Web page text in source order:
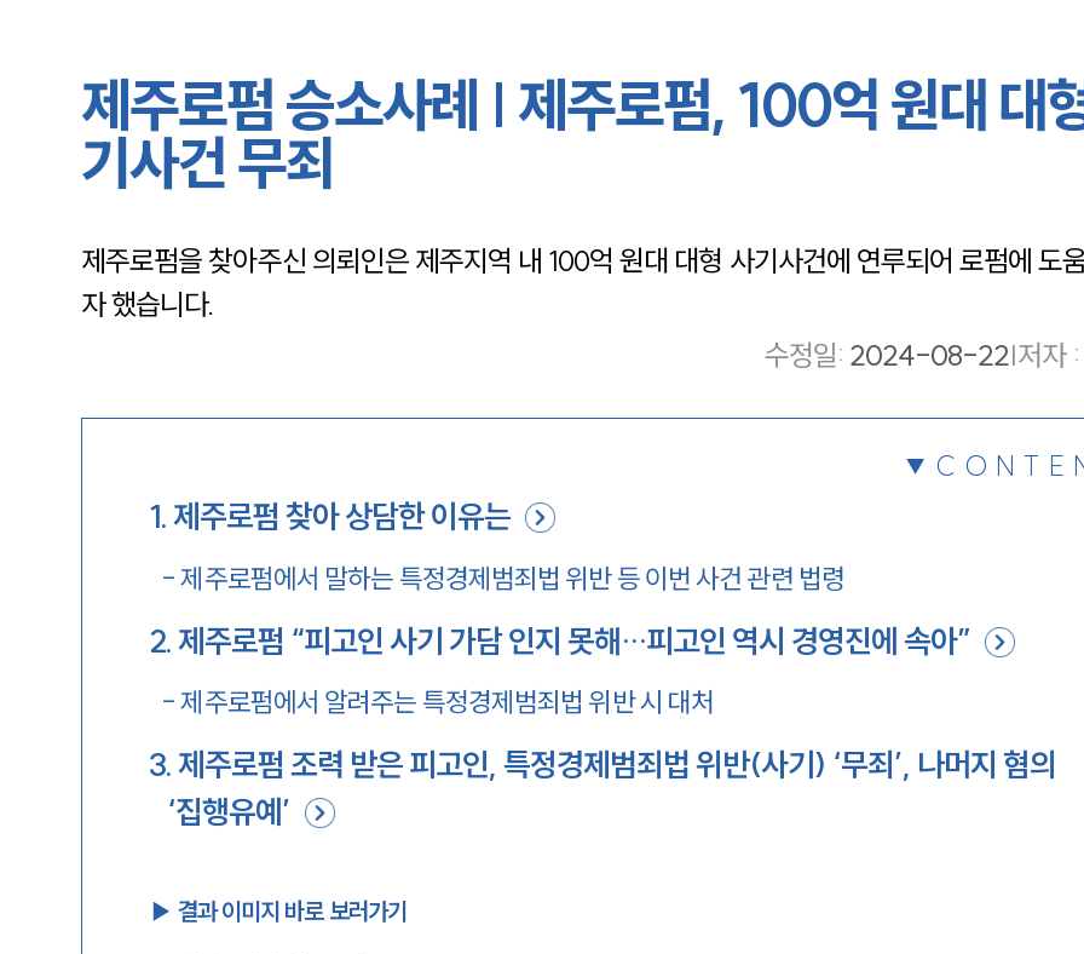
제주로펌 승소사례 | 제주로펌, 100억 원대 대
기사건 무죄
제주로펌을 찾아주신 의뢰인은 제주지역 내 100억 원대 대형 사기사건에 연루되어 로펌에 도
자 했습니다.
수정일: 2024-08-22|저자 :
1.제주로펌 찾아 상담한 이유는
-제주로펌에서 말하는 특정경제범죄법 위반 등 이번 사건 관련 법령
2.제주로펌 “피고인 사기 가담 인지 못해…피고인 역시 경영진에 속아”
-제주로펌에서 알려주는 특정경제범죄법 위반 시 대처
3.제주로펌 조력 받은 피고인, 특정경제범죄법 위반(사기) ‘무죄’, 나머지 혐의
‘집행유예’
▶︎ 결과 이미지 바로 보러가기